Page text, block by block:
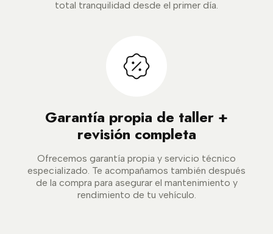
total tranquilidad desde el primer día.
Garantía propia de taller +
revisión completa
Ofrecemos garantía propia y servicio técnico
especializado. Te acompañamos también después
de la compra para asegurar el mantenimiento y
rendimiento de tu vehículo.